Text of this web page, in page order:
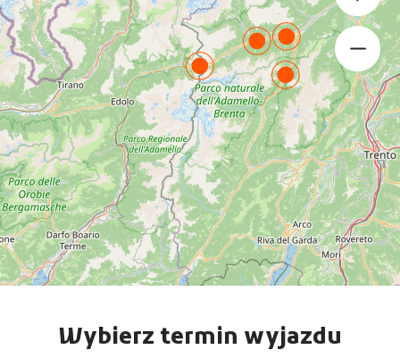
Wybierz termin wyjazdu